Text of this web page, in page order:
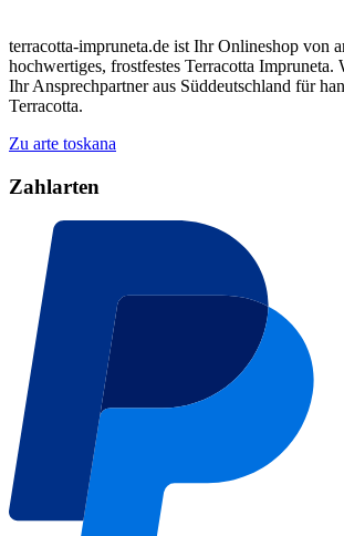
terracotta-impruneta.de ist Ihr Onlineshop von
hochwertiges, frostfestes Terracotta Impruneta.
Ihr Ansprechpartner aus Süddeutschland für
Terracotta.
Zu arte toskana
Zahlarten